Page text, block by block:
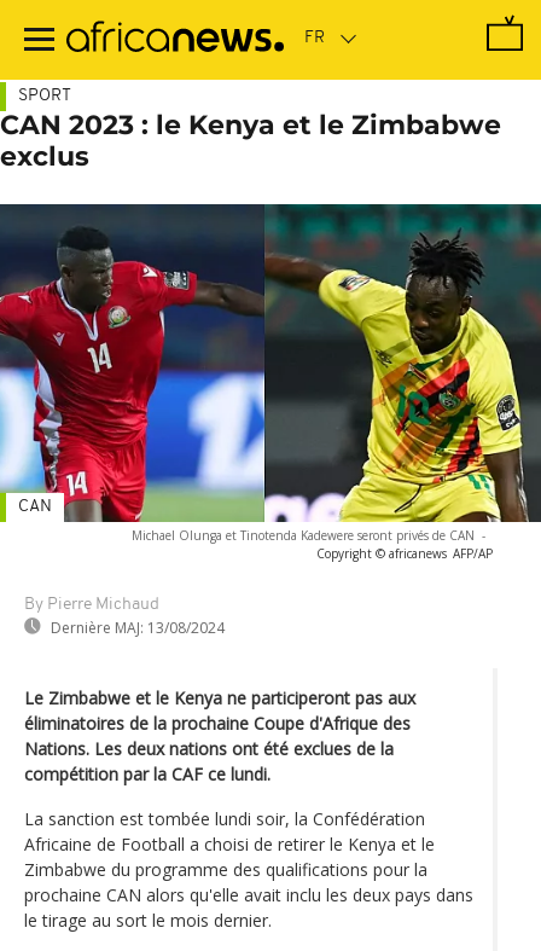
contenu
SPORT
CAN 2023 : le Kenya et le Zimbabwe
exclus
Michael Olunga et Tinotenda Kadewere seront privés de CAN -
Copyright © africanews AFP/AP
By Pierre Michaud
Dernière MAJ: 13/08/2024
CAN
Le Zimbabwe et le Kenya ne participeront pas aux
éliminatoires de la prochaine Coupe d'Afrique des
Nations. Les deux nations ont été exclues de la
compétition par la CAF ce lundi.
La sanction est tombée lundi soir, la Confédération
Africaine de Football a choisi de retirer le Kenya et le
Zimbabwe du programme des qualifications pour la
prochaine CAN alors qu'elle avait inclu les deux pays dans
le tirage au sort le mois dernier.